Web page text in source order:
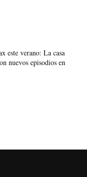
este verano: La casa
nuevos episodios en